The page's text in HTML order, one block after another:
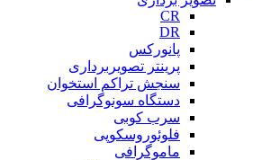
CR
DR
پانورکس
پرینتر تصویربرداری
سنجش تراکم استخوان
دستگاه سونوگرافی
سرب کوبی
فلوئوروسکوپی
ماموگرافی